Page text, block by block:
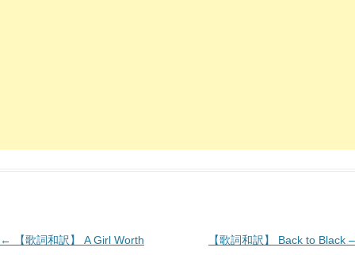
投
← 【歌詞和訳】 A Girl Worth 【歌詞和訳】 Back to Black –